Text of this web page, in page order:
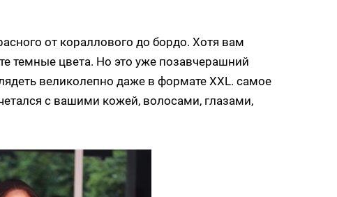
от кораллового до бордо. Хотя вам
темные цвета. Но это уже позавчерашний
великолепно даже в формате XXL. самое
с вашими кожей, волосами, глазами,